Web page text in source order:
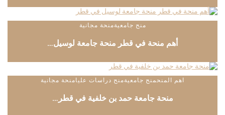
منح جامعيةمنحة مجانية
أهم منحة في قطر منحة جامعة لوسيل…
اهم المنحمنح جامعيةمنح دراسات عليامنحة مجانية
منحة جامعة حمد بن خلفية في قطر…